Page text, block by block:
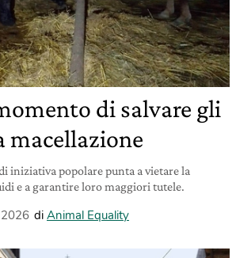
di salvare gli
macellazione
iniziativa popolare punta a vietare la
e a garantire loro maggiori tutele.
di Animal Equality